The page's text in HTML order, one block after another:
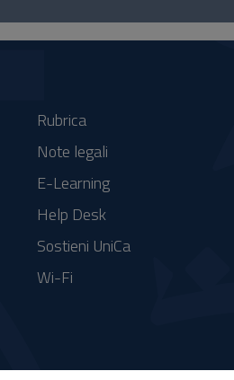
Rubrica
Note legali
E-Learning
Help Desk
Sostieni UniCa
Wi-Fi